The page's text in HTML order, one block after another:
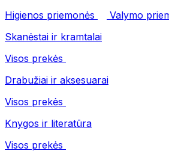
Higienos priemonės
Valymo
Skanėstai ir kramtalai
Visos prekės
Drabužiai ir aksesuarai
Visos prekės
Knygos ir literatūra
Visos prekės